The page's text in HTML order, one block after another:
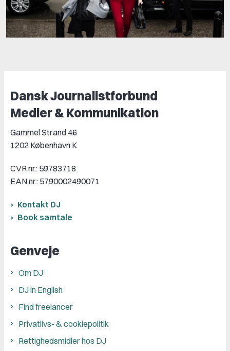
Dansk Journalistforbund
Medier & Kommunikation
Gammel Strand 46
1202 København K
CVR nr.: 59783718
EAN nr.: 5790002490071
Kontakt DJ
Book samtale
Genveje
Om DJ
DJ in English
Find freelancer
Privatlivs- & cookiepolitik
Rettighedsmidler hos DJ